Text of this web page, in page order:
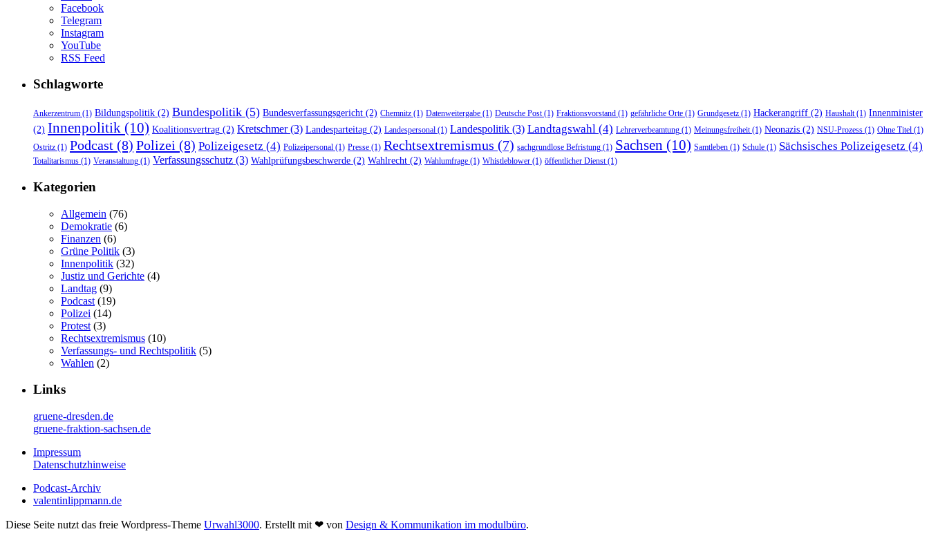
Facebook
Telegram
Instagram
YouTube
RSS Feed
Schlagworte
Ankerzentrum (1) Bildungspolitik (2) Bundespolitik (5) Bundesverfassungsgericht (2) Chemnitz (1) Datenweitergabe (1) Deutsche Post(1) Fraktionsvorstand (1) gefährliche Orte (1) Grundgesetz (1) Hackerangriff (2) Haushalt(1) Innenminister
(2) Innenpolitik (10) Koalitionsvertrag (2) Kretschmer(3) Landesparteitag (2) Landespersonal (1) Landespolitik (3) Landtagswahl (4) Lehrerverbeamtung (1) Meinungsfreiheit(1) Neonazis (2) NSU-Prozess (1) Ohne Titel (1)
Ostritz (1) Podcast (8) Polizei (8) Polizeigesetz (4) Polizeipersonal (1) Presse (1) Rechtsextremismus (7) sachgrundlose Befristung (1) Sachsen (10) Samtleben (1) Schule (1) Sächsisches Polizeigesetz (4)
Totalitarismus (1) Veranstaltung (1) Verfassungsschutz (3) Wahlprüfungsbeschwerde (2) Wahlrecht (2) Wahlumfrage (1) Whistleblower (1) öffentlicher Dienst(1)
Kategorien
Allgemein (76)
Demokratie (6)
Finanzen (6)
Grüne Politik (3)
Innenpolitik (32)
Justiz und Gerichte (4)
Landtag (9)
Podcast (19)
Polizei (14)
Protest (3)
Rechtsextremismus (10)
Verfassungs- und Rechtspolitik (5)
Wahlen (2)
Links
gruene-dresden.de
gruene-fraktion-sachsen.de
Impressum
Datenschutzhinweise
Podcast-Archiv
valentinlippmann.de
Diese Seite nutzt das freie Wordpress-Theme Urwahl3000. Erstellt mit ❤ von Design & Kommunikation im modulbüro.